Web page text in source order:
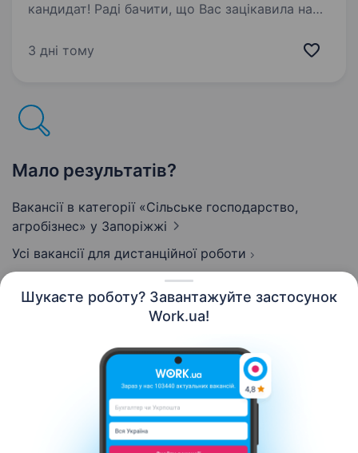
Шукаєте роботу? Завантажуйте застосунок
Work.ua!
кандидат! Раді бачити, що Вас зацікавила наша
нас: На сьогоднішній день Ukravit — це більше
3 дні тому
Мало результатів?
Вакансії в категорії «Сільське господарство,
агробізнес» у Запоріжжі
Усі вакансії для дистанційної роботи